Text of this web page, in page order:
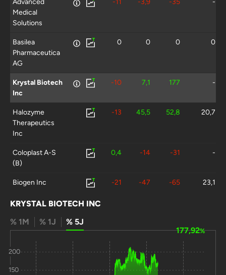
Advanced
Medical
Solutions
-11 -3,9 -35 -
Basilea
Pharmaceutica
AG
0 0 0 0
Krystal Biotech
Inc
-10 7,1 177 -
Halozyme
Therapeutics
Inc
-13 45,5 52,8 20,7
Coloplast A-S
(B)
0,4 -14 -31 -
Biogen Inc -21 -47 -65 23,1
CytoTools AG
Biofrontera AG
Pharmaceuticals
-8,8 -93
KRYSTAL BIOTECH INC
% 1M
% 1J
% 5J
177,92%
150
200